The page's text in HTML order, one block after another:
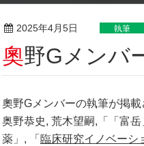
2025年4月5日 執筆
奧野Gメン
奧野Gメンバーの執筆が掲載
奥野恭史, 荒木望嗣,「「富
薬」, 「 臨床研究イノベーシ